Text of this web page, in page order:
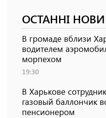
ОСТАННІ
В громаде вблизи
водителем
морпехом
19:30
В Харькове
газовый баллончик
пенсионером